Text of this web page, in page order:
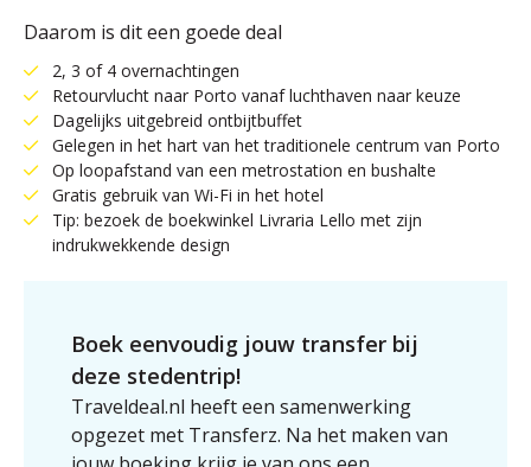
Daarom is dit een goede deal
2, 3 of 4 overnachtingen
Retourvlucht naar Porto vanaf luchthaven naar keuze
Dagelijks uitgebreid ontbijtbuffet
Gelegen in het hart van het traditionele centrum van Porto
Op loopafstand van een metrostation en bushalte
Gratis gebruik van Wi-Fi in het hotel
Tip: bezoek de boekwinkel Livraria Lello met zijn
indrukwekkende design
Boek eenvoudig jouw transfer bij
deze stedentrip!
Traveldeal.nl heeft een samenwerking
opgezet met Transferz. Na het maken van